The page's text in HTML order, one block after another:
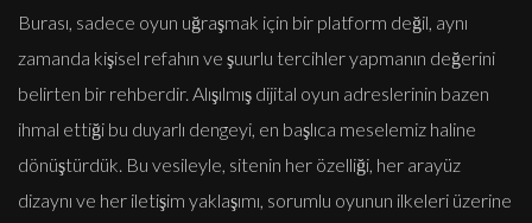
Burası, sadece oyun uğraşmak için bir platform değil, aynı
zamanda kişisel refahın ve şuurlu tercihler yapmanın değerini
belirten bir rehberdir. Alışılmış dijital oyun adreslerinin bazen
ihmal ettiği bu duyarlı dengeyi, en başlıca meselemiz haline
dönüştürdük. Bu vesileyle, sitenin her özelliği, her arayüz
dizaynı ve her iletişim yaklaşımı, sorumlu oyunun ilkeleri üzerine